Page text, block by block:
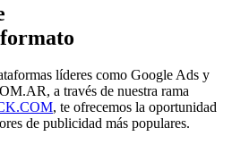
líderes como Google Ads y
a través de nuestra rama
, te ofrecemos la oportunidad
de publicidad más populares.